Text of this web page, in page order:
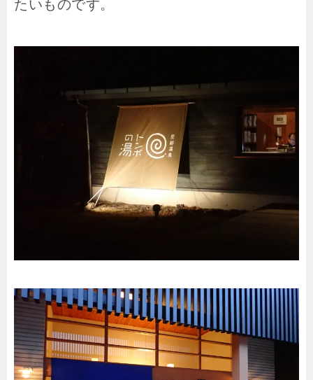
たいものです。